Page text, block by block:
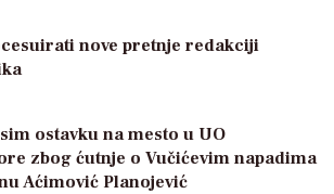
nove pretnje redakciji
ostavku na mesto u UO
zbog ćutnje o Vučićevim napadima
Aćimović Planojević